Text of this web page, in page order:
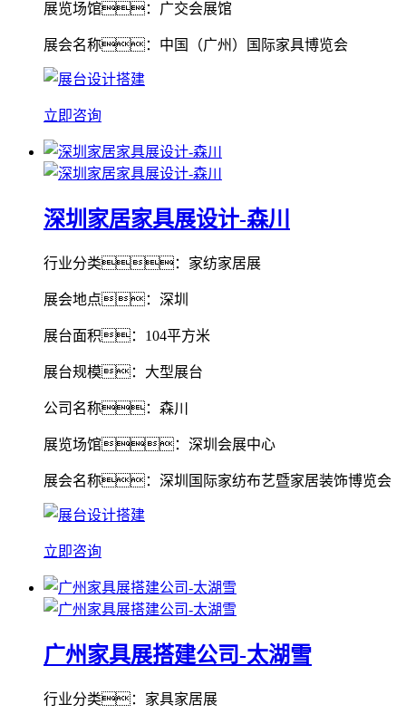
展览场馆：广交会展馆
展会名称：中国（广州）国际家具博览会
立即咨询
深圳家居家具展设计-森川
行业分类：家纺家居展
展会地点：深圳
展台面积：104平方米
展台规模：大型展台
公司名称：森川
展览场馆：深圳会展中心
展会名称：深圳国际家纺布艺暨家居装饰博览会
立即咨询
广州家具展搭建公司-太湖雪
行业分类：家具家居展